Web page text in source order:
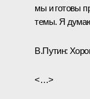
мы и готовы
темы. Я
В.Путин:
<…>